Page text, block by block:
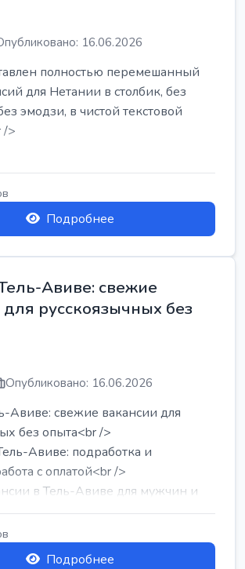
16.06.2026
полностью перемешанный
для Нетании в столбик, без
эмодзи, в чистой текстовой
/>
на мебельном производстве:
Подробнее
Авиве: свежие
русскоязычных без
Опубликовано: 16.06.2026
Авиве: свежие вакансии для
без опыта<br />
Авиве: подработка и
с оплатой<br />
в Тель-Авиве для мужчин и
Подробнее